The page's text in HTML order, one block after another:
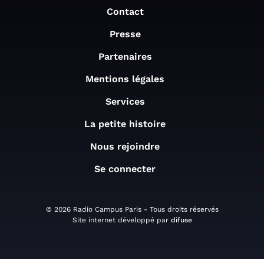
Contact
Presse
Partenaires
Mentions légales
Services
La petite histoire
Nous rejoindre
Se connecter
© 2026 Radio Campus Paris - Tous droits réservés
Site internet développé par difuse